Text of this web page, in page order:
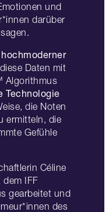
und
darüber
hochmoderner
Daten mit
Algorithmus
Technologie
die Noten
ermitteln, die
Gefühle
Céline
dem IFF
gearbeitet und
des